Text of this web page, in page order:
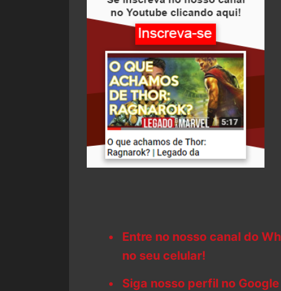
Entre no nosso canal do
no seu celular!
Siga nosso perfil no